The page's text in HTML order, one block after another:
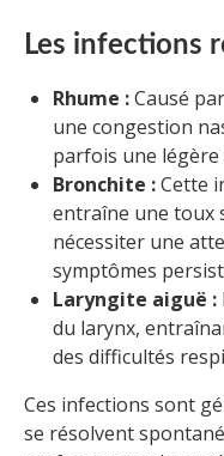
Les infections
Rhume :Causé
une congestion
parfois une légère
Bronchite :Cette
entraîne une toux
nécessiter une
symptômes
Laryngite aiguë :
du larynx,
des difficultés
Ces infections sont
se résolvent